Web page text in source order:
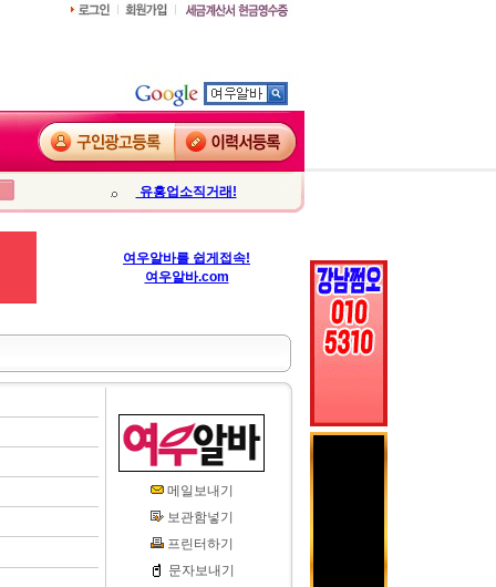
유흥업소직거래!
여우알바를 쉽게접속!
여우알바.com
메일보내기
보관함넣기
프린터하기
문자보내기